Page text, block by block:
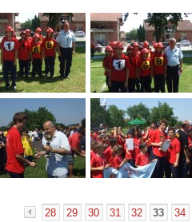
«
28 29 30 31 32 33 34